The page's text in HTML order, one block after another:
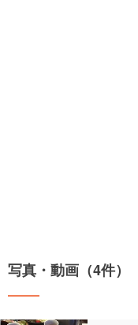
写真・動画（4件）